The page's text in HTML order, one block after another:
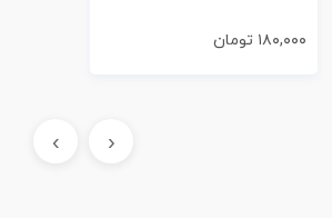
۱۸۰,۰۰۰ تومان
‹
›